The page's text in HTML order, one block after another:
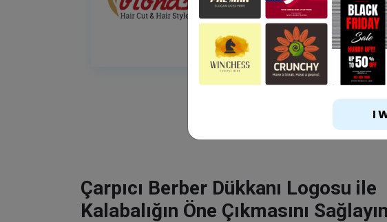
Çarpıcı Berber Dükkanı Logosu ile
Kalabalığın Öne Çıkmasını Sağlayın
I